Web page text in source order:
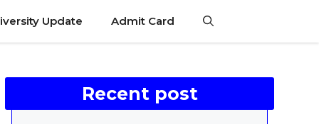
Update Admit Card
Recent post